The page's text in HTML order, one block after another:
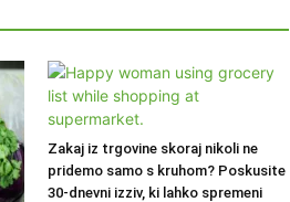
Zakaj iz trgovine skoraj nikoli ne
pridemo samo s kruhom? Poskusite
30-dnevni izziv, ki lahko spremeni